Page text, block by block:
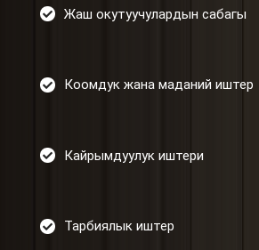
Жаш окутуучулардын сабагы
Коомдук жана маданий иштер
Кайрымдуулук иштери
Тарбиялык иштер